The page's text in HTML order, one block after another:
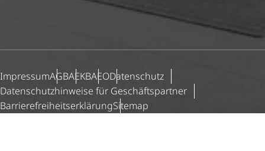
ImpressumAGBAEKBAEODatenschutz
Daten­schutz­hin­weise für Geschäfts­partner
Barri­e­re­frei­heits­er­klä­rungSitemap